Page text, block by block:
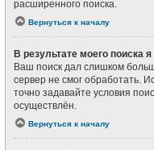
расширенного поиска.
Вернуться к началу
В результате моего поиска
Ваш поиск дал слишком
сервер не смог обработать.
точно задавайте условия
осуществлён.
Вернуться к началу